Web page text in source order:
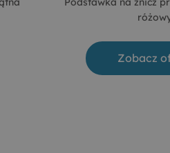
Zobacz